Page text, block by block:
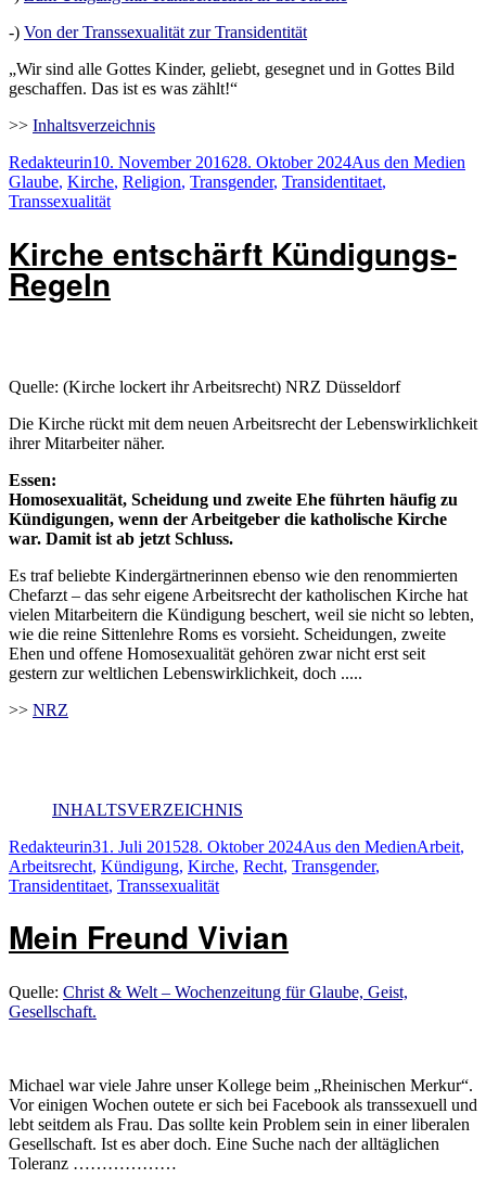
-) Von der Transsexualität zur Transidentität
„Wir sind alle Gottes Kinder, geliebt, gesegnet und in Gottes Bild
geschaffen. Das ist es was zählt!“
>> Inhaltsverzeichnis
Autor
RedakteurinVeröffentlicht
am
10. November 201628. Oktober 2024Kategorien
Aus den Medien
Glaube, Kirche, Religion, Transgender, Transidentitaet,
Transsexualität
Kirche entschärft Kündigungs-
Regeln
Quelle: (Kirche lockert ihr Arbeitsrecht) NRZ Düsseldorf
Die Kirche rückt mit dem neuen Arbeitsrecht der Lebenswirklichkeit
ihrer Mitarbeiter näher.
Essen:
Homosexualität, Scheidung und zweite Ehe führten häufig zu
Kündigungen, wenn der Arbeitgeber die katholische Kirche
war. Damit ist ab jetzt Schluss.
Es traf beliebte Kindergärtnerinnen ebenso wie den renommierten
Chefarzt – das sehr eigene Arbeitsrecht der katholischen Kirche hat
vielen Mitarbeitern die Kündigung beschert, weil sie nicht so lebten,
wie die reine Sittenlehre Roms es vorsieht. Scheidungen, zweite
Ehen und offene Homosexualität gehören zwar nicht erst seit
gestern zur weltlichen Lebenswirklichkeit, doch .....
>> NRZ
INHALTSVERZEICHNIS
Autor
RedakteurinVeröffentlicht
am
31. Juli 201528. Oktober 2024Kategorien
Aus den MedienArbeit,
Arbeitsrecht, Kündigung, Kirche, Recht, Transgender,
Transidentitaet, Transsexualität
Mein Freund Vivian
Quelle: Christ & Welt – Wochenzeitung für Glaube, Geist,
Gesellschaft.
Michael war viele Jahre unser Kollege beim „Rheinischen Merkur“.
Vor einigen Wochen outete er sich bei Facebook als transsexuell und
lebt seitdem als Frau. Das sollte kein Problem sein in einer liberalen
Gesellschaft. Ist es aber doch. Eine Suche nach der alltäglichen
Toleranz ………………